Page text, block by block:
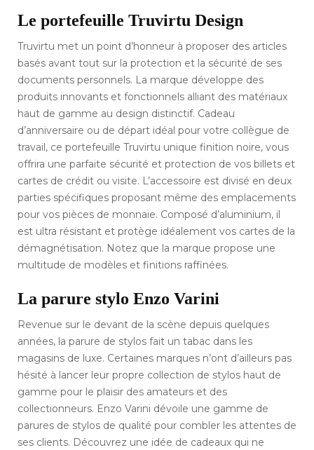
Le portefeuille Truvirtu Design
Truvirtu met un point d’honneur à proposer des articles
basés avant tout sur la protection et la sécurité de ses
documents personnels. La marque développe des
produits innovants et fonctionnels alliant des matériaux
haut de gamme au design distinctif. Cadeau
d’anniversaire ou de départ idéal pour votre collègue de
travail, ce portefeuille Truvirtu unique finition noire, vous
offrira une parfaite sécurité et protection de vos billets et
cartes de crédit ou visite. L’accessoire est divisé en deux
parties spécifiques proposant même des emplacements
pour vos pièces de monnaie. Composé d’aluminium, il
est ultra résistant et protège idéalement vos cartes de la
démagnétisation. Notez que la marque propose une
multitude de modèles et finitions raffinées.
La parure stylo Enzo Varini
Revenue sur le devant de la scène depuis quelques
années, la parure de stylos fait un tabac dans les
magasins de luxe. Certaines marques n’ont d’ailleurs pas
hésité à lancer leur propre collection de stylos haut de
gamme pour le plaisir des amateurs et des
collectionneurs. Enzo Varini dévoile une gamme de
parures de stylos de qualité pour combler les attentes de
ses clients. Découvrez une idée de cadeaux qui ne